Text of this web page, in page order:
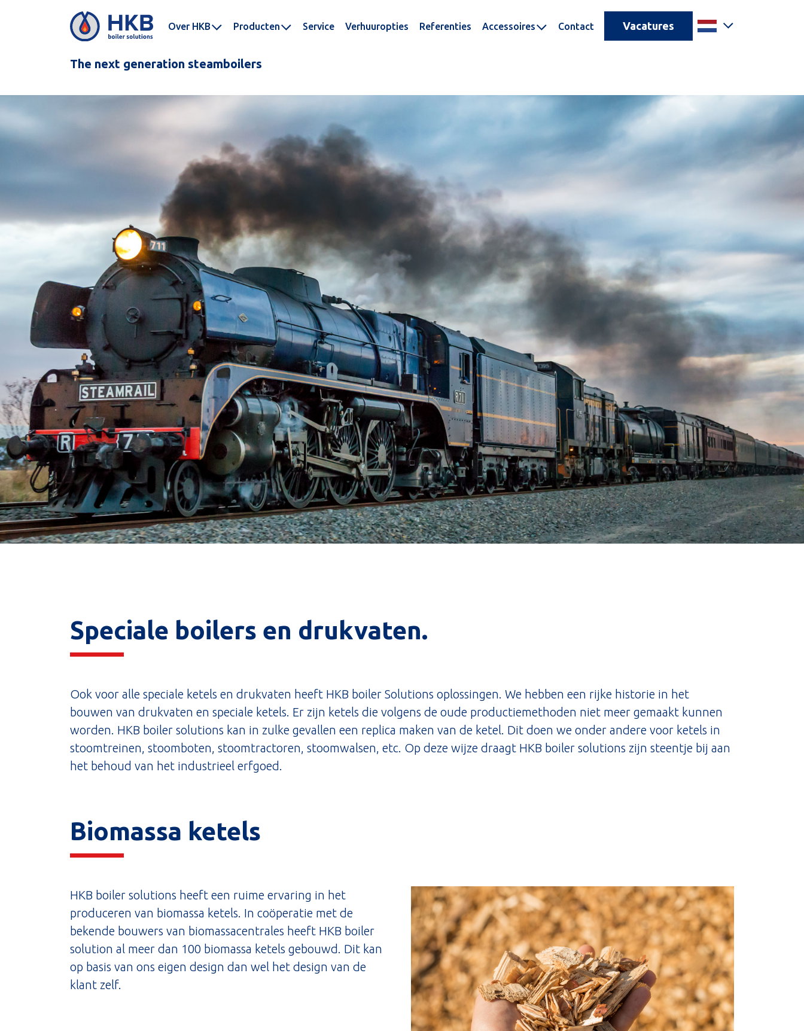
Over HKB Producten Service Verhuuropties Referenties Accessoires Contact Vacatures
The next generation steamboilers
Speciale boilers en drukvaten.
Ook voor alle speciale ketels en drukvaten heeft HKB boiler Solutions oplossingen. We hebben een rijke historie in het
bouwen van drukvaten en speciale ketels. Er zijn ketels die volgens de oude productiemethoden niet meer gemaakt kunnen
worden. HKB boiler solutions kan in zulke gevallen een replica maken van de ketel. Dit doen we onder andere voor ketels in
stoomtreinen, stoomboten, stoomtractoren, stoomwalsen, etc. Op deze wijze draagt HKB boiler solutions zijn steentje bij aan
het behoud van het industrieel erfgoed.
Biomassa ketels
HKB boiler solutions heeft een ruime ervaring in het
produceren van biomassa ketels. In coöperatie met de
bekende bouwers van biomassacentrales heeft HKB boiler
solution al meer dan 100 biomassa ketels gebouwd. Dit kan
op basis van ons eigen design dan wel het design van de
klant zelf.